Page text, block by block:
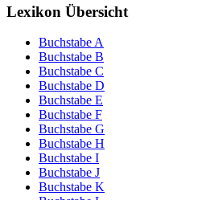
Lexikon Übersicht
Buchstabe A
Buchstabe B
Buchstabe C
Buchstabe D
Buchstabe E
Buchstabe F
Buchstabe G
Buchstabe H
Buchstabe I
Buchstabe J
Buchstabe K